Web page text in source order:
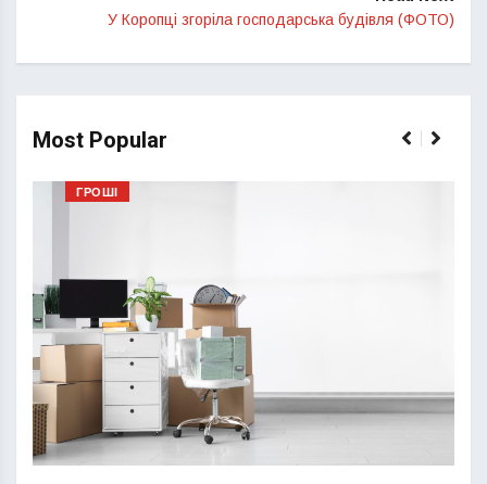
У Коропці згоріла господарська будівля (ФОТО)
Most Popular
ГРОШІ